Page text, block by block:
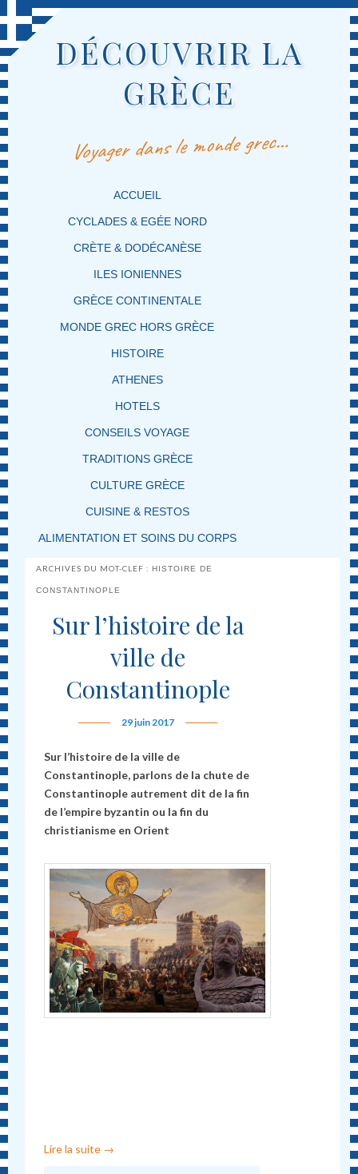
DÉCOUVRIR LA
GRÈCE
Voyager dans le monde grec…
MENU PRINCIPAL
MASQUER LA NAVIGATION PRINCIPALE
MASQUER LA NAVIGATION SECONDAIRE
ACCUEIL
CYCLADES & EGÉE NORD
CRÈTE & DODÉCANÈSE
ILES IONIENNES
GRÈCE CONTINENTALE
MONDE GREC HORS GRÈCE
HISTOIRE
ATHENES
HOTELS
CONSEILS VOYAGE
TRADITIONS GRÈCE
CULTURE GRÈCE
CUISINE & RESTOS
ALIMENTATION ET SOINS DU CORPS
ARCHIVES DU MOT-CLEF :HISTOIRE DE
CONSTANTINOPLE
Sur l’histoire de la
ville de
Constantinople
29 juin 2017
Sur l’histoire de la ville de
Constantinople, parlons de la chute de
Constantinople autrement dit de la fin
de l’empire byzantin ou la fin du
christianisme en Orient
Lire la suite →